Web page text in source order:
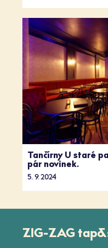
Tančírny U staré
pár novinek.
5. 9. 2024
ZIG-ZAG